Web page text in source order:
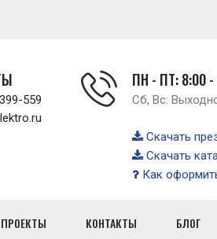
559
ПН - ПТ: 8:00 -
Сб, Вс:
Скачать
Скачать
Как
ПРОЕКТЫ КОНТАКТЫ БЛОГ